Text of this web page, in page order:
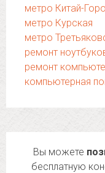
метро Китай-
метро Курская
метро
ремонт
ремонт
компьютерная
Вы можете
бесплатную